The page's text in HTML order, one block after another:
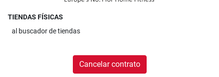
TIENDAS FÍSICAS
al buscador de tiendas
Cancelar contrato